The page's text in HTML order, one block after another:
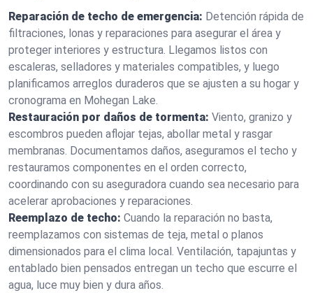
Reparación de techo de emergencia: Detención rápida de
filtraciones, lonas y reparaciones para asegurar el área y
proteger interiores y estructura. Llegamos listos con
escaleras, selladores y materiales compatibles, y luego
planificamos arreglos duraderos que se ajusten a su hogar y
cronograma en Mohegan Lake.
Restauración por daños de tormenta: Viento, granizo y
escombros pueden aflojar tejas, abollar metal y rasgar
membranas. Documentamos daños, aseguramos el techo y
restauramos componentes en el orden correcto,
coordinando con su aseguradora cuando sea necesario para
acelerar aprobaciones y reparaciones.
Reemplazo de techo: Cuando la reparación no basta,
reemplazamos con sistemas de teja, metal o planos
dimensionados para el clima local. Ventilación, tapajuntas y
entablado bien pensados entregan un techo que escurre el
agua, luce muy bien y dura años.